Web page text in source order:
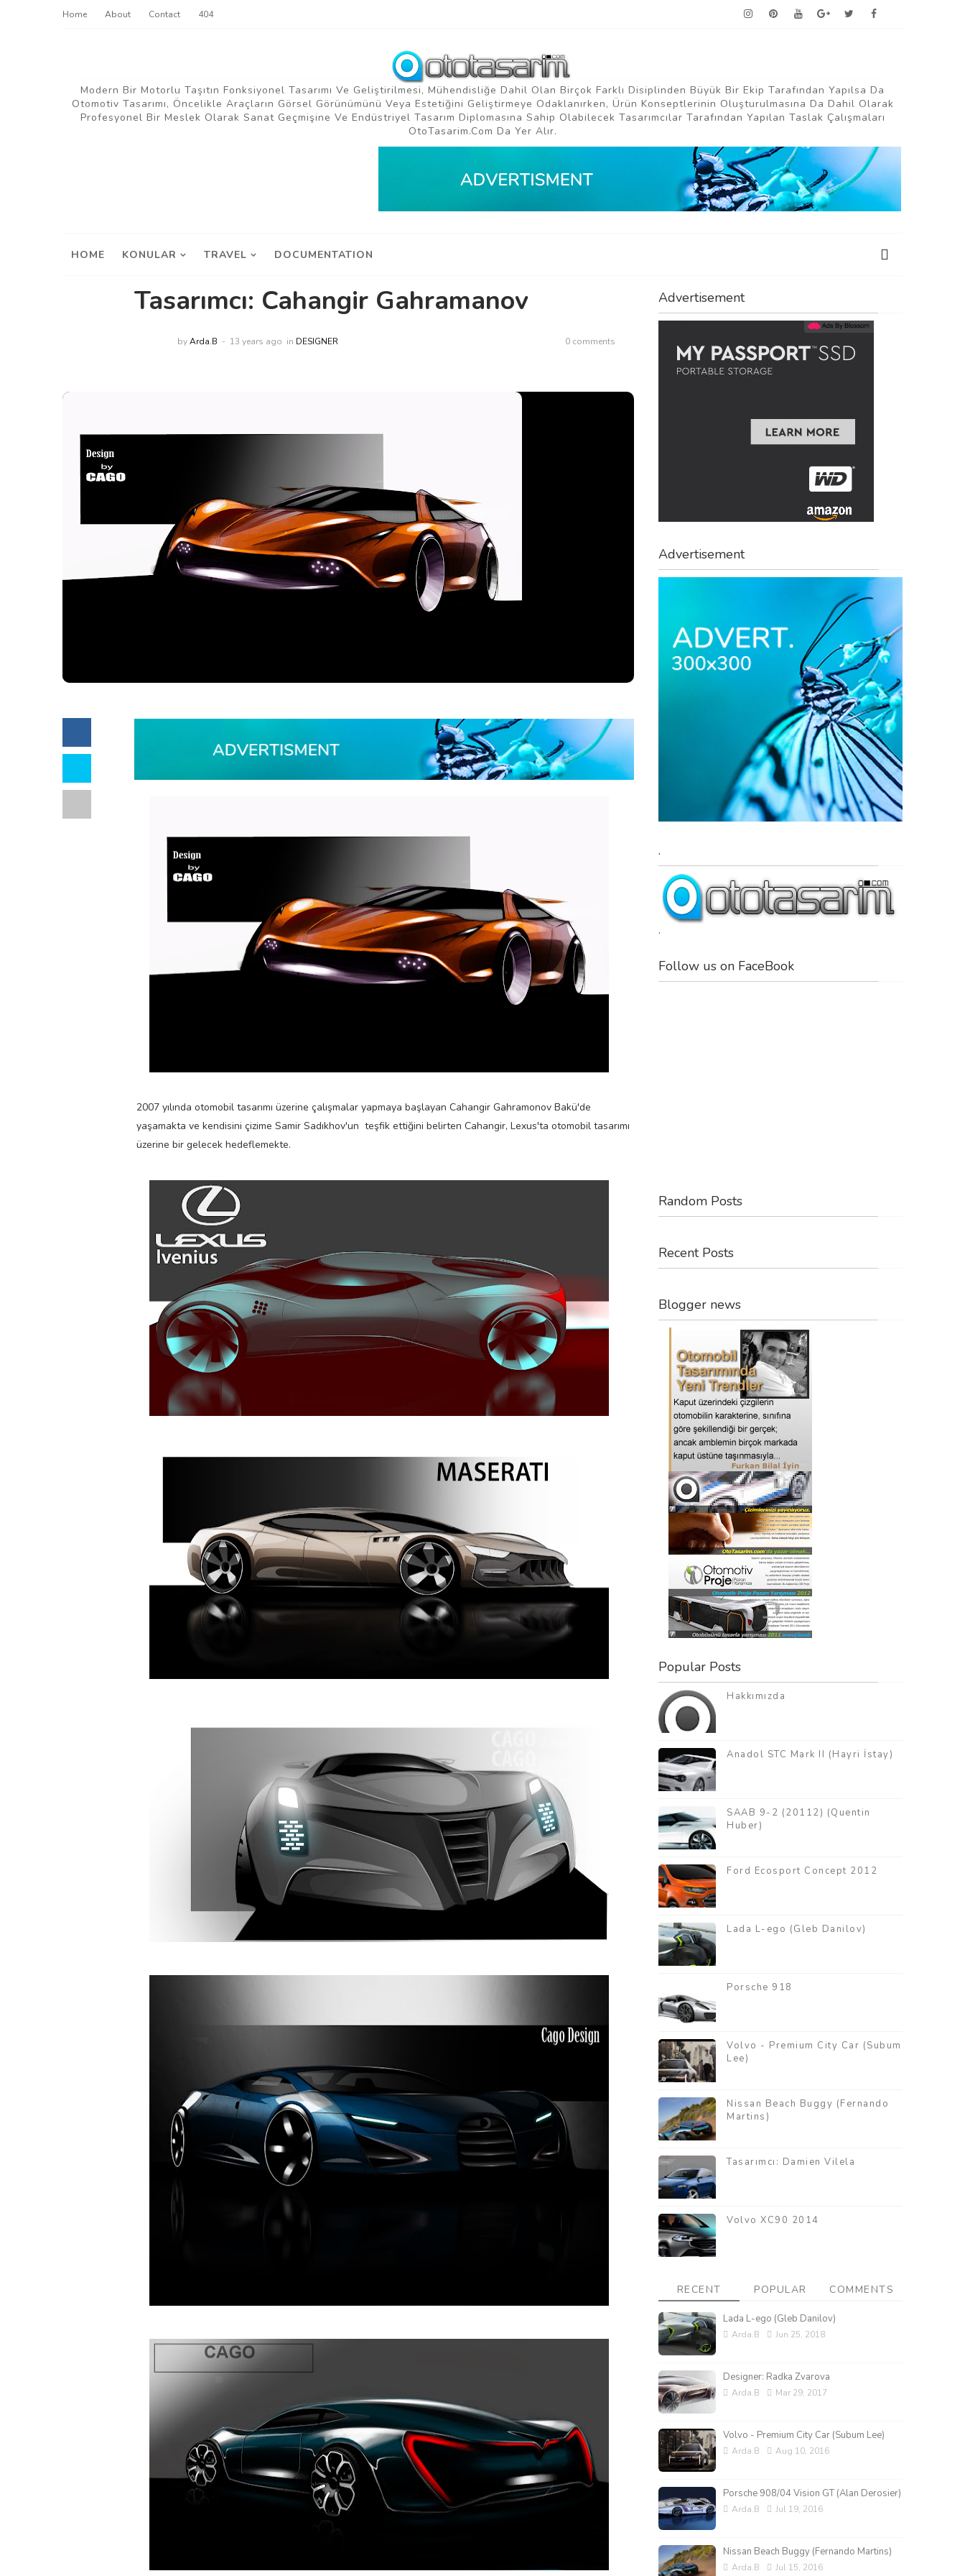
Home About Contact 404
Modern Bir Motorlu Taşıtın Fonksiyonel Tasarımı Ve Geliştirilmesi, Mühendisliğe Dahil Olan Birçok Farklı Disiplinden Büyük Bir Ekip Tarafından Yapılsa Da
Otomotiv Tasarımı, Öncelikle Araçların Görsel Görünümünü Veya Estetiğini Geliştirmeye Odaklanırken, Ürün Konseptlerinin Oluşturulmasına Da Dahil Olarak
Profesyonel Bir Meslek Olarak Sanat Geçmişine Ve Endüstriyel Tasarım Diplomasına Sahip Olabilecek Tasarımcılar Tarafından Yapılan Taslak Çalışmaları
OtoTasarim.com Da Yer Alır.
HOME KONULAR TRAVEL DOCUMENTATION
Tasarımcı: Cahangir Gahramanov
byArda.B 13 years ago in DESIGNER 0 comments
2007 yılında otomobil tasarımı üzerine çalışmalar yapmaya başlayan Cahangir Gahramonov Bakü'de
yaşamakta ve kendisini çizime Samir Sadıkhov'un teşfik ettiğini belirten Cahangir, Lexus'ta otomobil tasarımı
üzerine bir gelecek hedeflemekte.
Advertisement
Advertisement
.
.
Follow us on FaceBook
Random Posts
Recent Posts
Blogger news
Popular Posts
Hakkımızda
Anadol STC Mark II (Hayri İstay)
SAAB 9-2 (20112) (Quentin
Huber)
Ford Ecosport Concept 2012
Lada L-ego (Gleb Danilov)
Porsche 918
Volvo - Premium City Car (Subum
Lee)
Nissan Beach Buggy (Fernando
Martins)
Tasarımcı: Damien Vilela
Volvo XC90 2014
RECENT POPULAR COMMENTS
Lada L-ego (Gleb Danilov)
Arda.B Jun 25, 2018
Designer: Radka Zvarova
Arda.B Mar 29, 2017
Volvo - Premium City Car (Subum Lee)
Arda.B Aug 10, 2016
Porsche 908/04 Vision GT (Alan Derosier)
Arda.B Jul 19, 2016
Nissan Beach Buggy (Fernando Martins)
Arda.B Jul 15, 2016